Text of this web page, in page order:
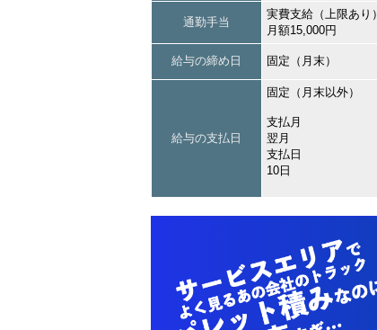
通勤手当
実費支給（上限あり）
月額15,000円
給与の締め日 固定（月末）
給与の支払日
固定（月末以外）
支払月
翌月
支払日
10日